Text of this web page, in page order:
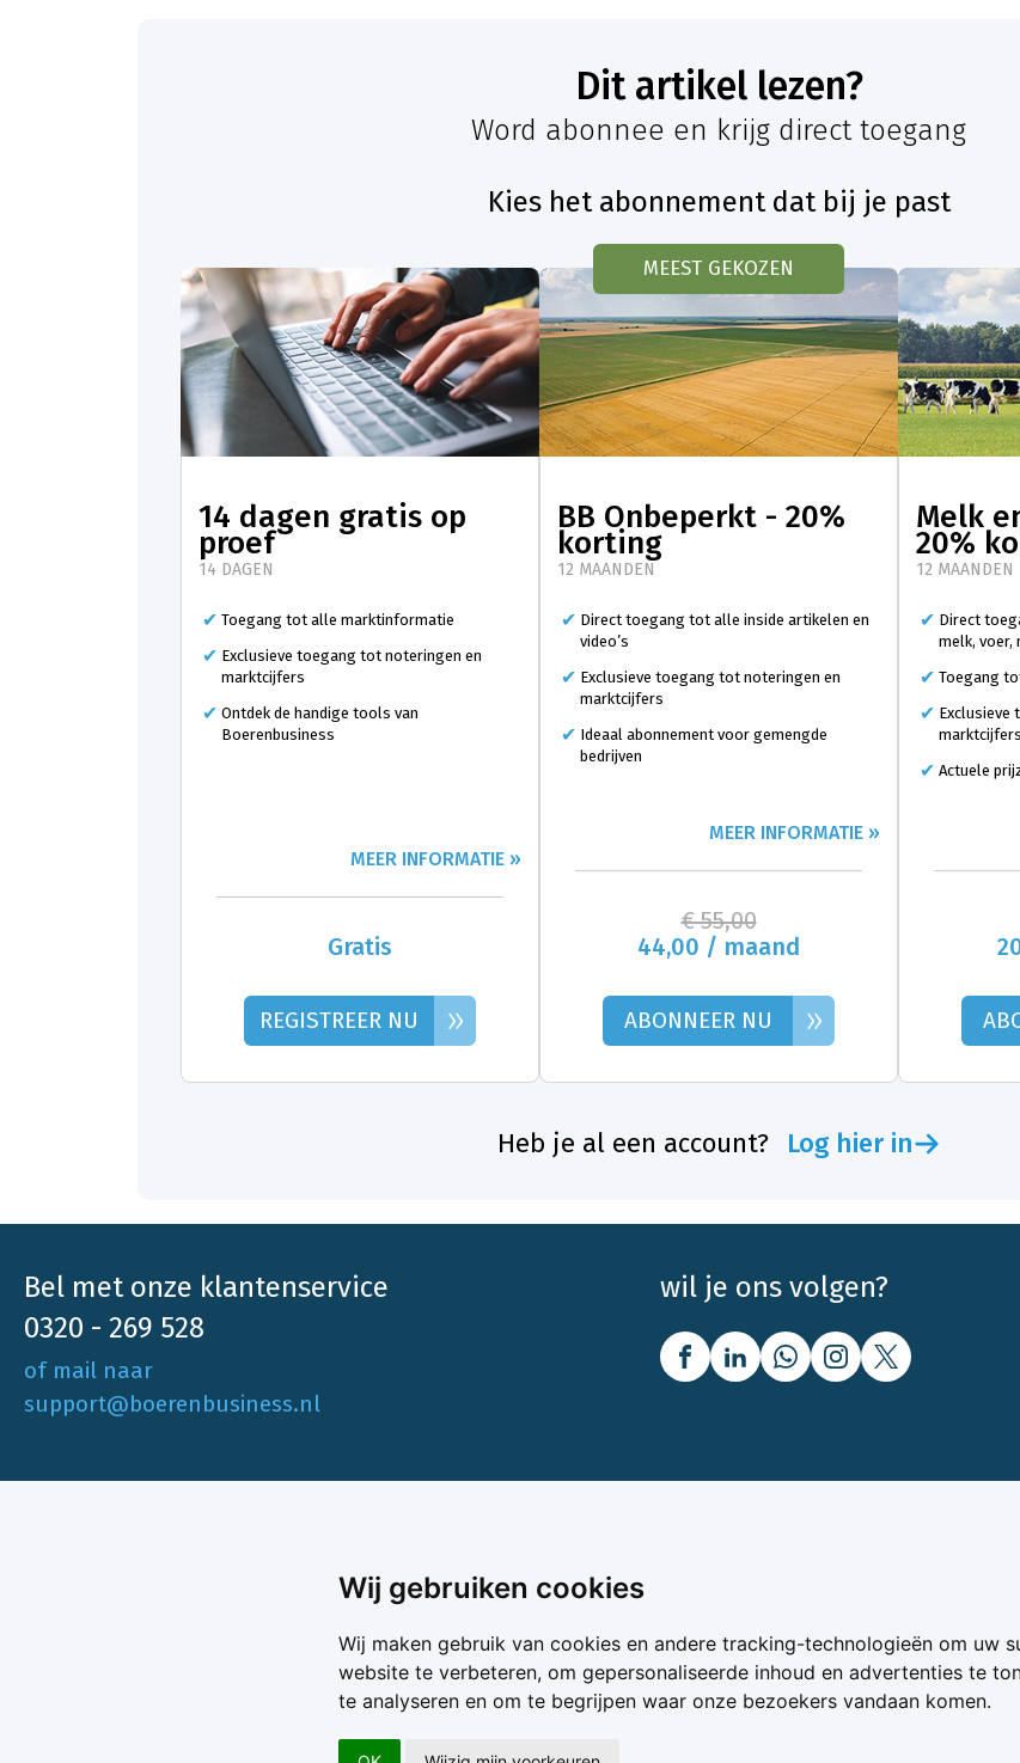
Wij gebruiken cookies
Wij maken gebruik van cookies en andere tracking-technologieën om uw
website te verbeteren, om gepersonaliseerde inhoud en advertenties te
te analyseren en om te begrijpen waar onze bezoekers vandaan komen.
Dit artikel lezen?
Word abonnee en krijg direct toegang
Kies het abonnement dat bij je past
14 dagen gratis op
proef
14 DAGEN
Toegang tot alle marktinformatie
Exclusieve toegang tot noteringen en
marktcijfers
Ontdek de handige tools van
Boerenbusiness
MEER INFORMATIE »
Gratis
REGISTREER NU »
MEEST GEKOZEN
BB Onbeperkt - 20%
korting
12 MAANDEN
Direct toegang tot alle inside artikelen en
video’s
Exclusieve toegang tot noteringen en
marktcijfers
Ideaal abonnement voor gemengde
bedrijven
MEER INFORMATIE »
€ 55,00
44,00 / maand
ABONNEER NU »
Melk
20%
12 MAANDEN
Direct
melk,
Toegang
Exclusieve
marktcijfers
Actuele
Heb je al een account? Log hier in
Bel met onze klantenservice
0320 - 269 528
of mail naar
support@boerenbusiness.nl
wil je ons volgen?
Boerenbusiness is je partner op het gebied
van onafhankelijke en betrouwbare
marktinformatie en -data. Elke dag opnieuw
zijn wij een onmisbare bron voor agrarisch
Ons aanbod
Melk & Voer
Melkprijsvergelijker
Varkens & Voer
Koersen
Mijn Boerenbusiness
Werken bij